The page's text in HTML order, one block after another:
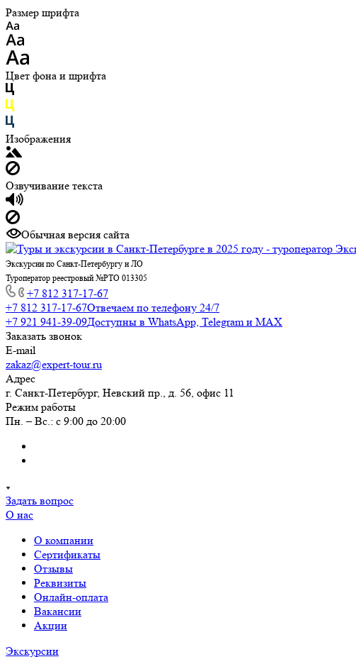
Размер шрифта
Цвет фона и шрифта
Изображения
Озвучивание текста
Обычная версия сайта
Экскурсии по Санкт-Петербургу и ЛО
Туроператор реестровый №РТО 013305
+7 812 317-17-67
+7 812 317-17-67Отвечаем по телефону 24/7
+7 921 941-39-09Доступны в WhatsApp, Telegram и MAX
Заказать звонок
E-mail
zakaz@expert-tour.ru
Адрес
г. Санкт-Петербург, Невский пр., д. 56, офис 11
Режим работы
Пн. – Вс.: с 9:00 до 20:00
Задать вопрос
О нас
О компании
Сертификаты
Отзывы
Реквизиты
Онлайн-оплата
Вакансии
Акции
Экскурсии